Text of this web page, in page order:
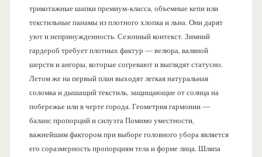
трикотажные шапки премиум-класса, объемные кепи или
текстильные панамы из плотного хлопка и льна. Они дарят
уют и непринужденность. Сезонный контекст. Зимний
гардероб требует плотных фактур — велюра, валяной
шерсти и ангоры, которые согревают и выглядят статусно.
Летом же на первый план выходят легкая натуральная
соломка и дышащий текстиль, защищающие от солнца на
побережье или в черте города. Геометрия гармонии —
баланс пропорций и силуэта Помимо уместности,
важнейшим фактором при выборе головного убора является
его соразмерность пропорциям тела и форме лица. Шляпа